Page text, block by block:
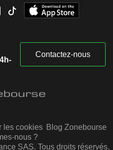
Contactez-nous
les cookies Blog Zonebourse
nous ?
SAS. Tous droits réservés.